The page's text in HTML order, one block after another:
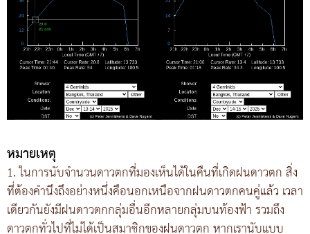
หมายเหตุ
1. ในการนับจำนวนดาวตกที่มองเห็นได้ในคืนที่เกิดฝนดาวตก สิ่ง
ที่ต้องคำนึงถึงอย่างหนึ่งคือนอกเหนือจากฝนดาวตกคนคู่แล้ว เวลา
เดียวกันยังมีฝนดาวตกกลุ่มอื่นอีกหลายกลุ่มบนท้องฟ้า รวมถึง
ดาวตกทั่วไปที่ไม่ได้เป็นสมาชิกของฝนดาวตก หากเรานับแบบ